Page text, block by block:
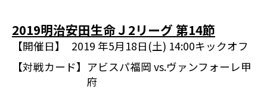
2019明治安田生命Ｊ2リーグ 第14節
【開催日】
2019 年5月18日(土) 14:00キックオフ
【対戦カード】 アビスパ福岡 vs.ヴァンフォーレ甲
府